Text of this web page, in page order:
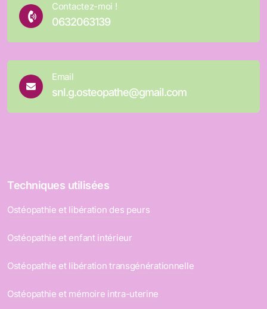
Contactez-moi !
0632063139
Email
snl.g.osteopathe@gmail.com
Techniques utilisées
Ostéopathie et libération des peurs
Ostéopathie et enfant intérieur
Ostéopathie et libération transgénérationnelle
Ostéopathie et mémoire intra-uterine